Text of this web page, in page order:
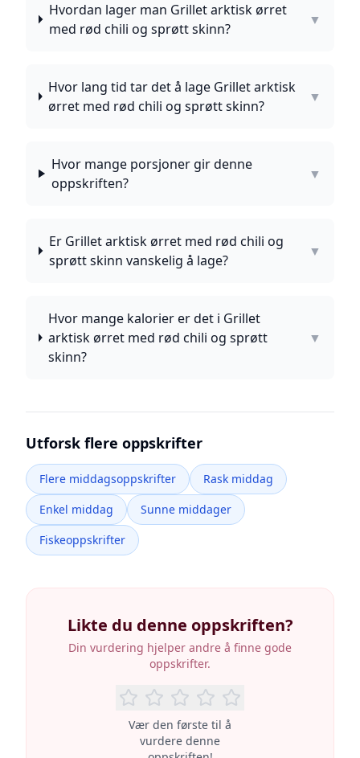
Hvordan lager man Grillet arktisk ørret
med rød chili og sprøtt skinn?
▼
Hvor lang tid tar det å lage Grillet arktisk
ørret med rød chili og sprøtt skinn?
▼
Hvor mange porsjoner gir denne
oppskriften?
▼
Er Grillet arktisk ørret med rød chili og
sprøtt skinn vanskelig å lage?
▼
Hvor mange kalorier er det i Grillet
arktisk ørret med rød chili og sprøtt
skinn?
▼
Utforsk flere oppskrifter
Flere middagsoppskrifter
Rask middag
Enkel middag
Sunne middager
Fiskeoppskrifter
Likte du denne oppskriften?
Din vurdering hjelper andre å finne gode
oppskrifter.
Vær den første til å
vurdere denne